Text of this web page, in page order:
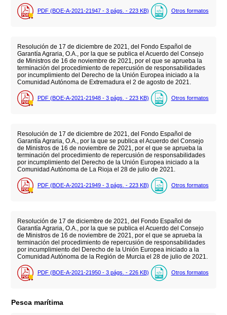
PDF (BOE-A-2021-21947 - 3 págs. - 223 KB) Otros formatos
Resolución de 17 de diciembre de 2021, del Fondo Español de
Garantía Agraria, O.A., por la que se publica el Acuerdo del Consejo
de Ministros de 16 de noviembre de 2021, por el que se aprueba la
terminación del procedimiento de repercusión de responsabilidades
por incumplimiento del Derecho de la Unión Europea iniciado a la
Comunidad Autónoma de Extremadura el 2 de agosto de 2021.
PDF (BOE-A-2021-21948 - 3 págs. - 223 KB) Otros formatos
Resolución de 17 de diciembre de 2021, del Fondo Español de
Garantía Agraria, O.A., por la que se publica el Acuerdo del Consejo
de Ministros de 16 de noviembre de 2021, por el que se aprueba la
terminación del procedimiento de repercusión de responsabilidades
por incumplimiento del Derecho de la Unión Europea iniciado a la
Comunidad Autónoma de La Rioja el 28 de julio de 2021.
PDF (BOE-A-2021-21949 - 3 págs. - 223 KB) Otros formatos
Resolución de 17 de diciembre de 2021, del Fondo Español de
Garantía Agraria, O.A., por la que se publica el Acuerdo del Consejo
de Ministros de 16 de noviembre de 2021, por el que se aprueba la
terminación del procedimiento de repercusión de responsabilidades
por incumplimiento del Derecho de la Unión Europea iniciado a la
Comunidad Autónoma de la Región de Murcia el 28 de julio de 2021.
PDF (BOE-A-2021-21950 - 3 págs. - 226 KB) Otros formatos
Pesca marítima